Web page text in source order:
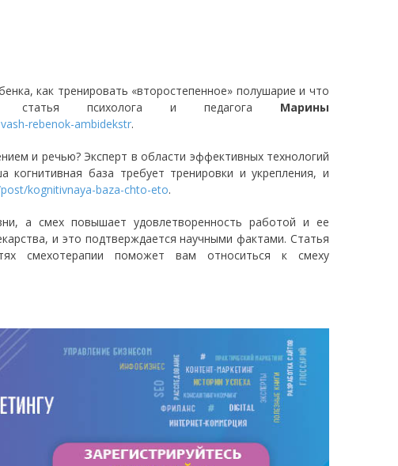
как тренировать «второстепенное» полушарие и что
статья психолога и педагога Марины
rebenok-ambidekstr.
и речью? Эксперт в области эффективных технологий
база требует тренировки и укрепления, и
kognitivnaya-baza-chto-eto.
а смех повышает удовлетворенность работой и ее
и это подтверждается научными фактами. Статья
смехотерапии поможет вам относиться к смеху